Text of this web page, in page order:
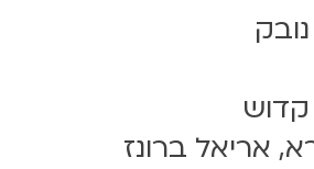
קדוש
אריאל ברונז